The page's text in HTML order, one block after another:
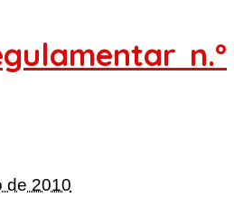
n.º
de 2010